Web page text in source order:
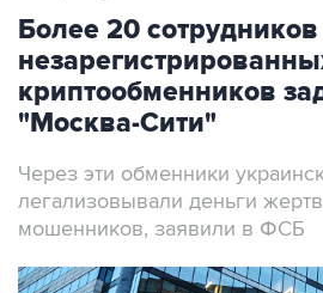
Более 20 сотрудников
криптообменников
"Москва-Сити"
Через эти обменники
легализовывали деньги
мошенников, заявили в ФСБ